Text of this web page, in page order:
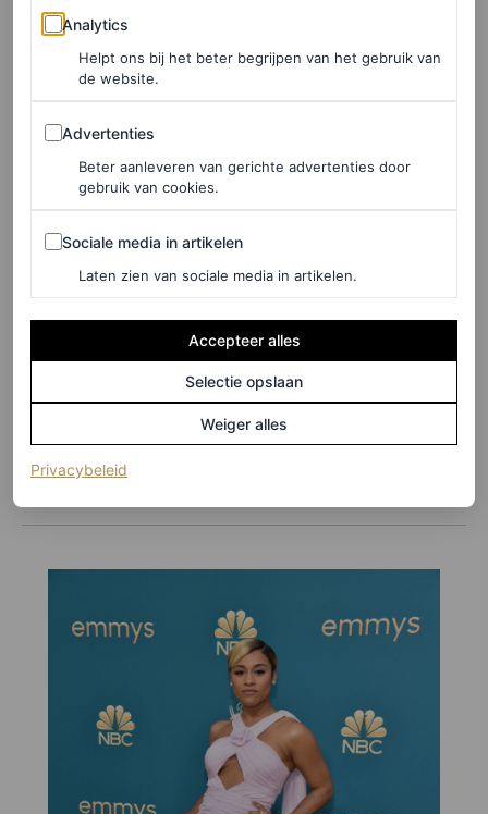
Amanda Seyfried in Armani Privé
Analytics
Analytics
Helpt ons bij het beter begrijpen van het gebruik van
de website.
Advertenties
Advertenties
Beter aanleveren van gerichte advertenties door
gebruik van cookies.
Sociale media in artikelen
Sociale media in artikelen
Laten zien van sociale media in artikelen.
Accepteer alles
Selectie opslaan
Weiger alles
Privacybeleid